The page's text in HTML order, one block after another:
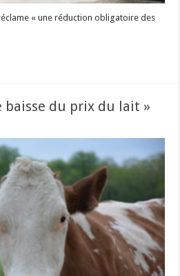
« une réduction obligatoire des
baisse du prix du lait »